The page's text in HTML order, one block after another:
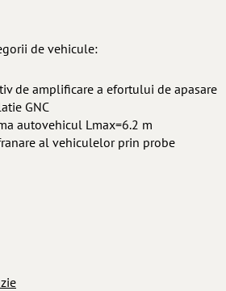
de vehicule:
de amplificare a efortului de apasare
GNC
autovehicul Lmax=6.2 m
al vehiculelor prin probe